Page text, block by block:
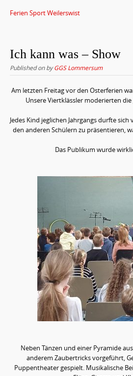
Ferien Sport Weilerswist
Ich kann was – Show
Published onbyGGS Lommersum
Am letzten Freitag vor den Osterferien
Unsere Viertklässler moderierten die
Jedes Kind jeglichen Jahrgangs durfte
den anderen Schülern zu präsentieren,
Das Publikum wurde
Neben Tänzen und einer Pyramide
anderem Zaubertricks vorgeführt,
Puppentheater gespielt. Musikalische